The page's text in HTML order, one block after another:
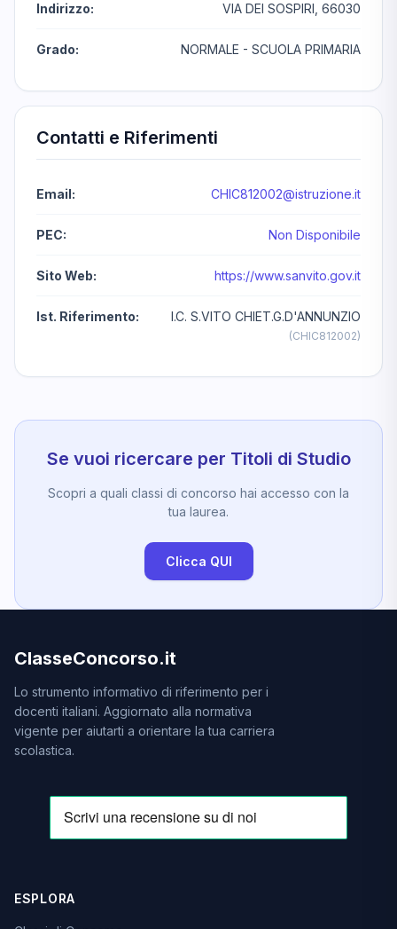
Indirizzo: VIA DEI SOSPIRI, 66030
Grado: NORMALE - SCUOLA PRIMARIA
Contatti e Riferimenti
Email: CHIC812002@istruzione.it
PEC: Non Disponibile
Sito Web: https://www.sanvito.gov.it
Ist. Riferimento: I.C. S.VITO CHIET.G.D'ANNUNZIO
(CHIC812002)
Se vuoi ricercare per Titoli di Studio
Scopri a quali classi di concorso hai accesso con la
tua laurea.
Clicca QUI
ClasseConcorso.it
Lo strumento informativo di riferimento per i
docenti italiani. Aggiornato alla normativa
vigente per aiutarti a orientare la tua carriera
scolastica.
ESPLORA